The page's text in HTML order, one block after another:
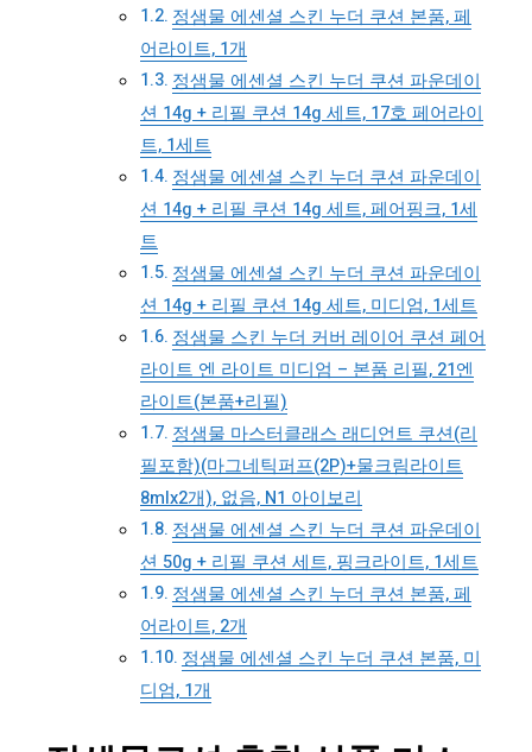
정샘물 에센셜 스킨 누더 쿠션 본품, 페
어라이트, 1개
정샘물 에센셜 스킨 누더 쿠션 파운데이
션 14g + 리필 쿠션 14g 세트, 17호 페어라이
트, 1세트
정샘물 에센셜 스킨 누더 쿠션 파운데이
션 14g + 리필 쿠션 14g 세트, 페어핑크, 1세
트
정샘물 에센셜 스킨 누더 쿠션 파운데이
션 14g + 리필 쿠션 14g 세트, 미디엄, 1세트
정샘물 스킨 누더 커버 레이어 쿠션 페어
라이트 엔 라이트 미디엄 – 본품 리필, 21엔
라이트(본품+리필)
정샘물 마스터클래스 래디언트 쿠션(리
필포함)(마그네틱퍼프(2P)+물크림라이트
8mlx2개), 없음, N1 아이보리
정샘물 에센셜 스킨 누더 쿠션 파운데이
션 50g + 리필 쿠션 세트, 핑크라이트, 1세트
정샘물 에센셜 스킨 누더 쿠션 본품, 페
어라이트, 2개
정샘물 에센셜 스킨 누더 쿠션 본품, 미
디엄, 1개